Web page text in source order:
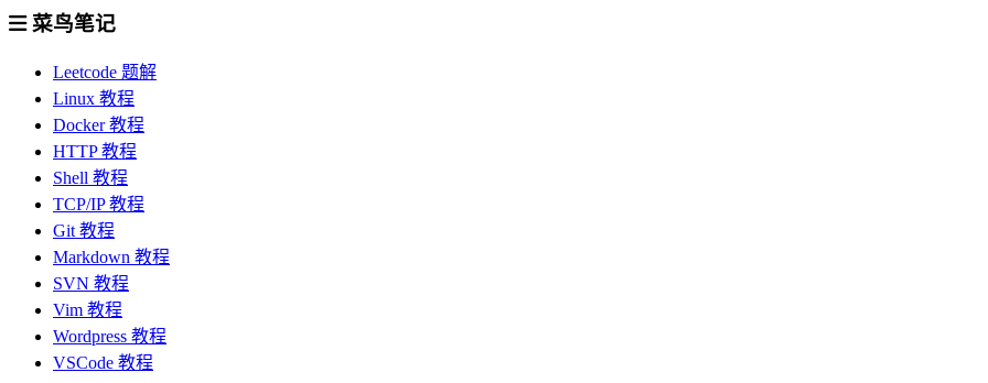
菜鸟笔记
Leetcode 题解
Linux 教程
Docker 教程
HTTP 教程
Shell 教程
TCP/IP 教程
Git 教程
Markdown 教程
SVN 教程
Vim 教程
Wordpress 教程
VSCode 教程